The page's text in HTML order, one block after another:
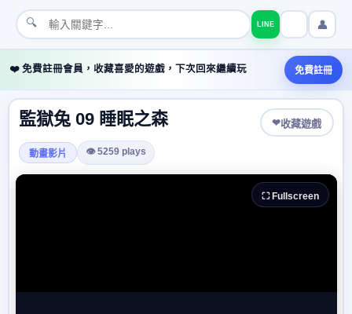
🔍 LINE 👤
❤️ 免費註冊會員，收藏喜愛的遊戲，下次回來繼續玩 免費註冊
監獄兔 09 睡眠之森 ❤收藏遊戲
動畫影片 👁 5259 plays
⛶ Fullscreen